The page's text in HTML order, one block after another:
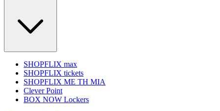
SHOPFLIX max
SHOPFLIX tickets
SHOPFLIX ΜΕ ΤΗ ΜΙΑ
Clever Point
BOX NOW Lockers